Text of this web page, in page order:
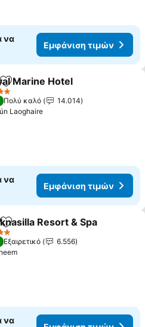
να
Εμφάνιση τιμών
Προσθήκη στα αγαπημένα
Marine Hotel
Πολύ καλό
14.014
Laoghaire
να
Εμφάνιση τιμών
Προσθήκη στα αγαπημένα
Resort & Spa
Εξαιρετικό
6.556
να